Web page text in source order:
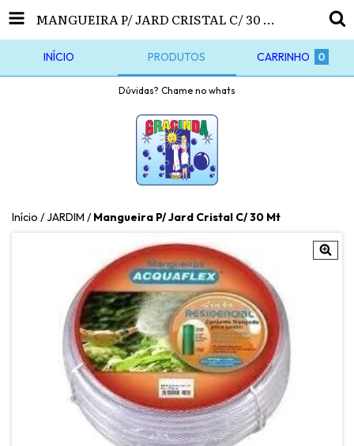
MANGUEIRA P/ JARD CRISTAL C/ 30 MT
INÍCIO PRODUTOS CARRINHO 0
Dúvidas? Chame no whats
Início /JARDIM / Mangueira P/ Jard Cristal C/ 30 Mt